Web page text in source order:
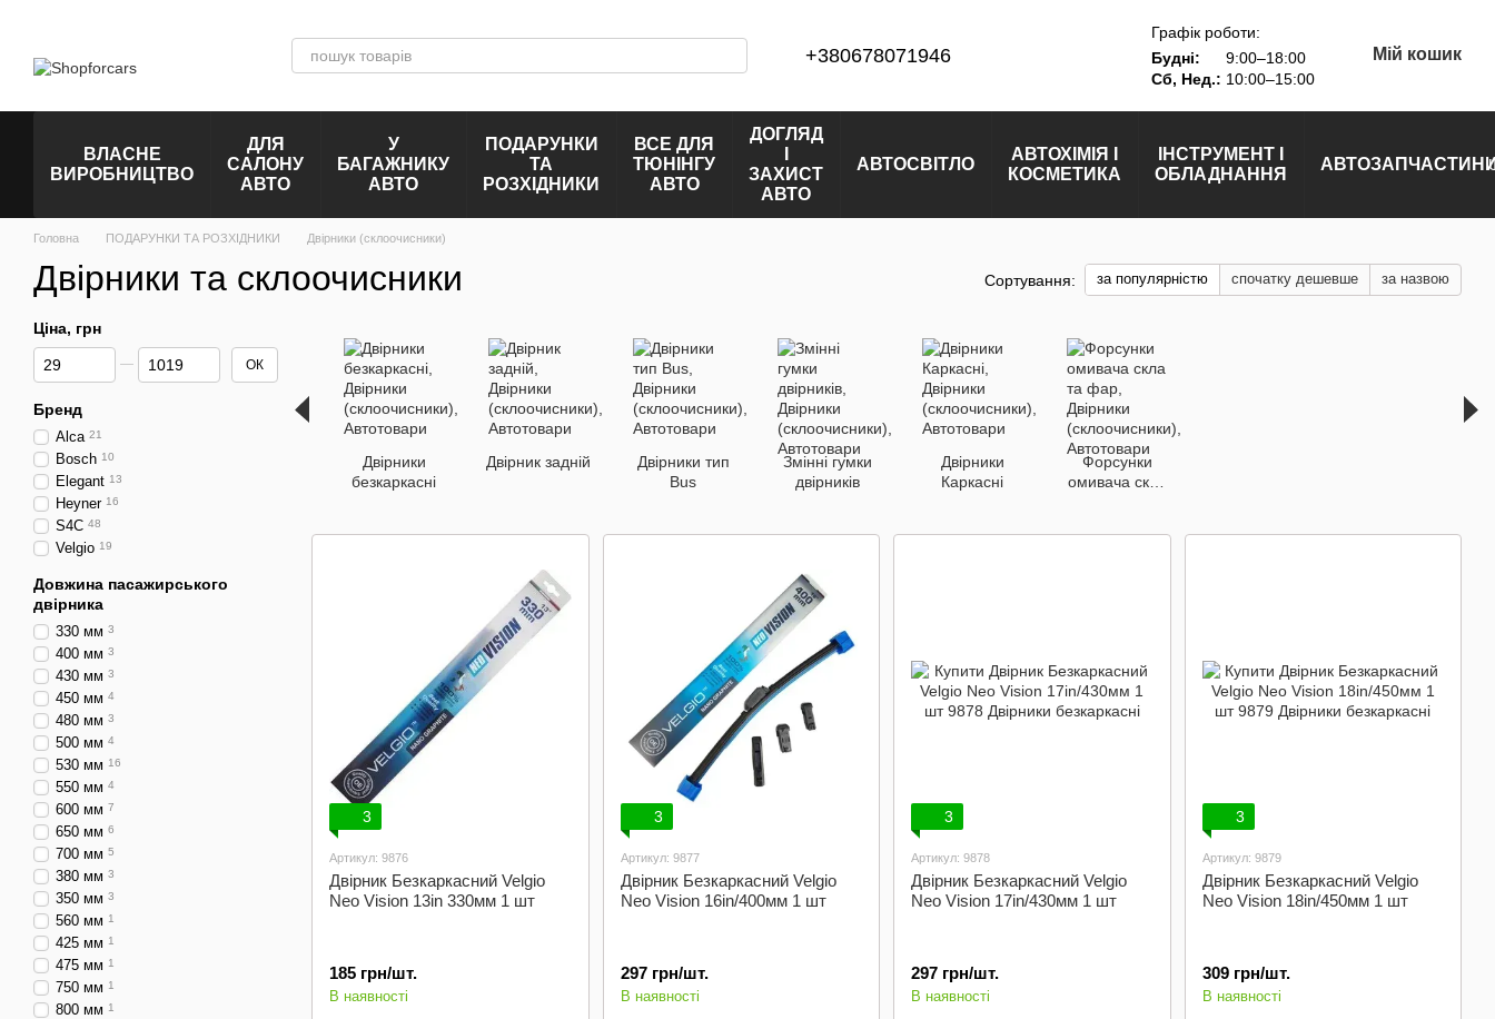
+380678071946
Графік роботи:
Будні:
9:00–18:00
Сб, Нед.: 10:00–15:00
Мій кошик
ВЛАСНЕ
ВИРОБНИЦТВО
ДЛЯ
САЛОНУ
АВТО
У
БАГАЖНИКУ
АВТО
ПОДАРУНКИ
ТА
РОЗХІДНИКИ
ВСЕ ДЛЯ
ТЮНІНГУ
АВТО
ДОГЛЯД
ЗАХИСТ
АВТО
АВТОСВІТЛО
АВТОХІМІЯ І
КОСМЕТИКА
ІНСТРУМЕНТ І
ОБЛАДНАННЯ
Головна ПОДАРУНКИ ТА РОЗХІДНИКИ Двірники (склоочисники)
Двірники та склоочисники Сортування: за популярністю спочатку дешевше за назвою
Двірники
безкаркасні
Двірник задній
Двірники тип
Bus
Змінні гумки
двірників
Двірники
Каркасні
Форсунки
омивача скла
3
Артикул: 9876
Двірник Безкаркасний Velgio
Neo Vision 13in 330мм 1 шт
185 грн/шт.
В наявності
3
Артикул: 9877
Двірник Безкаркасний Velgio
Neo Vision 16in/400мм 1 шт
297 грн/шт.
В наявності
3
Артикул: 9878
Двірник Безкаркасний Velgio
Neo Vision 17in/430мм 1 шт
297 грн/шт.
В наявності
3
Артикул: 9879
Двірник Безкаркасний Velgio
Neo Vision 18in/450мм 1 шт
309 грн/шт.
В наявності
Ціна, грн
Від Ціна, грн
До Ціна, грн ОК
Бренд
Alca 21
Bosch 10
Elegant 13
Heyner 16
S4C 48
Velgio 19
Довжина пасажирського
двірника
330 мм 3
400 мм 3
430 мм 3
450 мм 4
480 мм 3
500 мм 4
530 мм 16
550 мм 4
600 мм 7
650 мм 6
700 мм 5
380 мм 3
350 мм 3
560 мм 1
425 мм 1
475 мм 1
750 мм 1
800 мм 1